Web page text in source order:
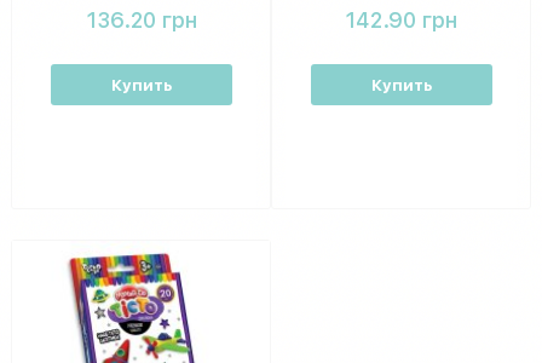
136.20 грн
Купить
142.90 грн
Купить